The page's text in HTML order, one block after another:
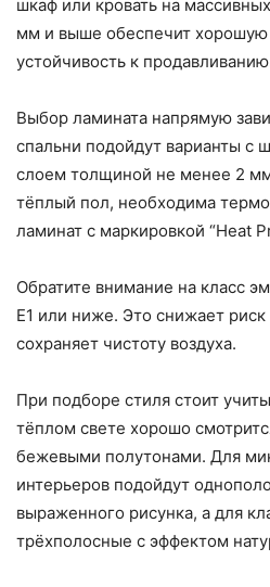
шкаф или кровать на
мм и выше обеспечит хорошую
устойчивость к
Выбор ламината напрямую
спальни подойдут варианты с
слоем толщиной не менее 2
тёплый пол, необходима
ламинат с маркировкой “Heat
Обратите внимание на класс
E1 или ниже. Это снижает
сохраняет чистоту воздуха.
При подборе стиля стоит
тёплом свете хорошо
бежевыми полутонами. Для
интерьеров подойдут
выраженного рисунка, а для
трёхполосные с эффектом